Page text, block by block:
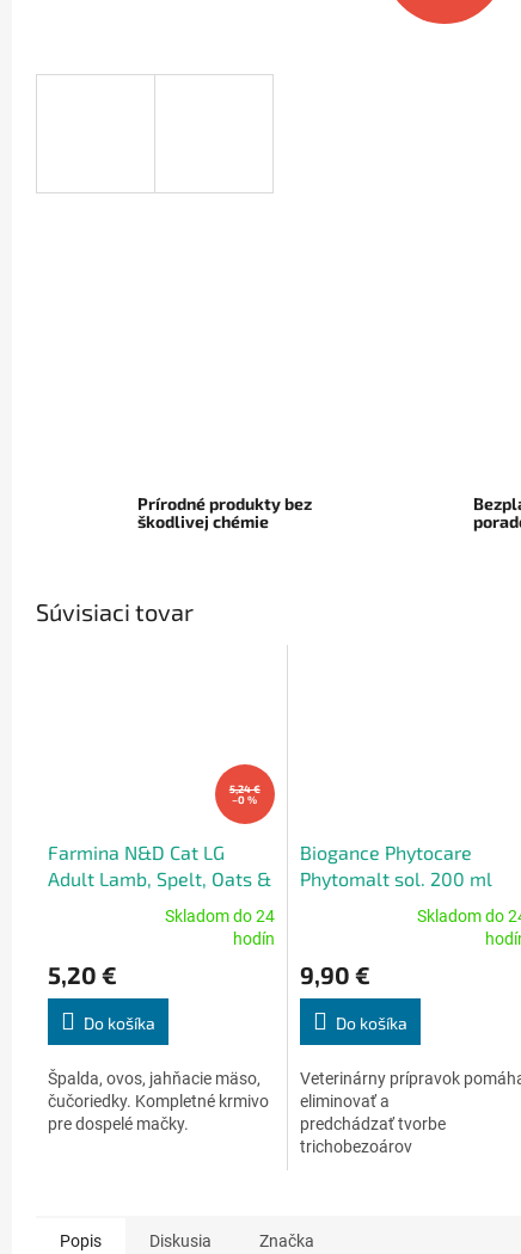
Prírodné produkty bez
škodlivej chémie
Súvisiaci tovar
5,24 €
–0 %
Farmina N&D Cat LG
Adult Lamb, Spelt, Oats &
Blueberry 0,3 kg
produktu
je
5,0
z
5
hviezdičiek.
Skladom do 24
hodín
5,20 €
Do košíka
Špalda, ovos, jahňacie mäso,
čučoriedky. Kompletné krmivo
pre dospelé mačky.
Biogance Phytocare
Phytomalt sol. 200 ml
produktu
je
4,9
z
hviezdičiek.
Skladom do
9,90 €
Do košíka
Veterinárny prípravok
eliminovať a
predchádzať tvorbe
trichobezoárov
Popis Diskusia Značka